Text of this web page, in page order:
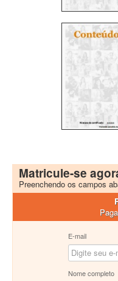
Matricule-se
Preenchendo os campos
E-mail
Nome completo